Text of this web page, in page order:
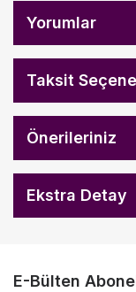
Yorumlar
Taksit
Önerileriniz
Ekstra Detay
E-Bülten